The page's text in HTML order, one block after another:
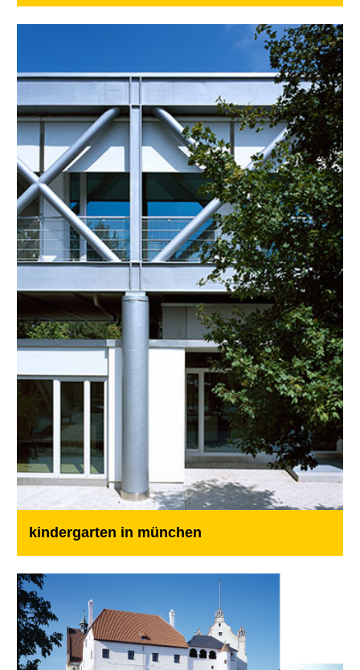
kindergarten in münchen